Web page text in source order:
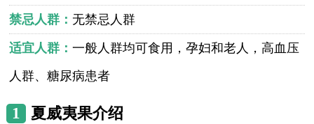
禁忌人群： 无禁忌人群
适宜人群：一般人群均可食用，孕妇和老人，高血压
人群、糖尿病患者
1 夏威夷果介绍